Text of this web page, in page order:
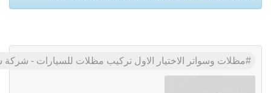
مظلات وسواتر الاختيار الاول تركيب مظلات للسيارات -